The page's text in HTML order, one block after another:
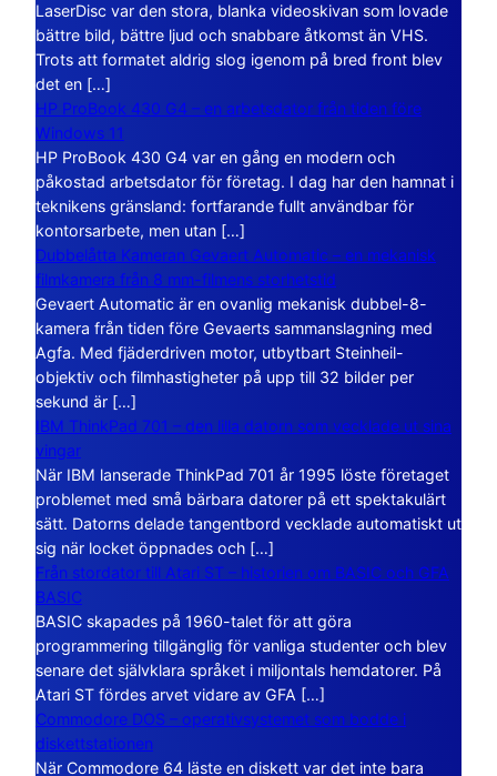
LaserDisc var den stora, blanka videoskivan som lovade
bättre bild, bättre ljud och snabbare åtkomst än VHS.
Trots att formatet aldrig slog igenom på bred front blev
det en […]
HP ProBook 430 G4 – en arbetsdator från tiden före
Windows 11
HP ProBook 430 G4 var en gång en modern och
påkostad arbetsdator för företag. I dag har den hamnat i
teknikens gränsland: fortfarande fullt användbar för
kontorsarbete, men utan […]
Dubbelåtta Kameran Gevaert Automatic – en mekanisk
filmkamera från 8 mm-filmens storhetstid
Gevaert Automatic är en ovanlig mekanisk dubbel-8-
kamera från tiden före Gevaerts sammanslagning med
Agfa. Med fjäderdriven motor, utbytbart Steinheil-
objektiv och filmhastigheter på upp till 32 bilder per
sekund är […]
IBM ThinkPad 701 – den lilla datorn som vecklade ut sina
vingar
När IBM lanserade ThinkPad 701 år 1995 löste företaget
problemet med små bärbara datorer på ett spektakulärt
sätt. Datorns delade tangentbord vecklade automatiskt ut
sig när locket öppnades och […]
Från stordator till Atari ST – historien om BASIC och GFA
BASIC
BASIC skapades på 1960-talet för att göra
programmering tillgänglig för vanliga studenter och blev
senare det självklara språket i miljontals hemdatorer. På
Atari ST fördes arvet vidare av GFA […]
Commodore DOS – operativsystemet som bodde i
diskettstationen
När Commodore 64 läste en diskett var det inte bara